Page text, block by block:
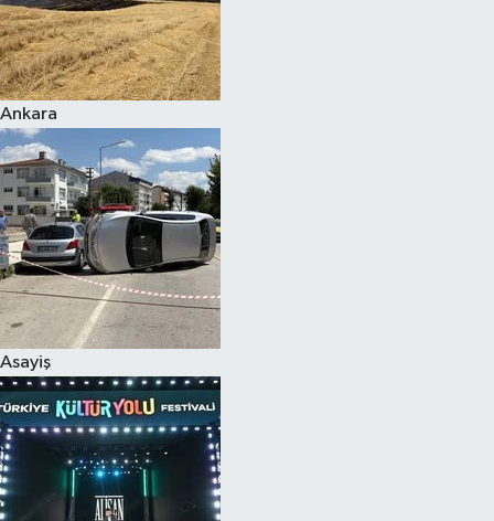
Ankara
Asayiş
Sağlık
Siyaset
Teknoloji
Televizyon
Yaşam-Çevre